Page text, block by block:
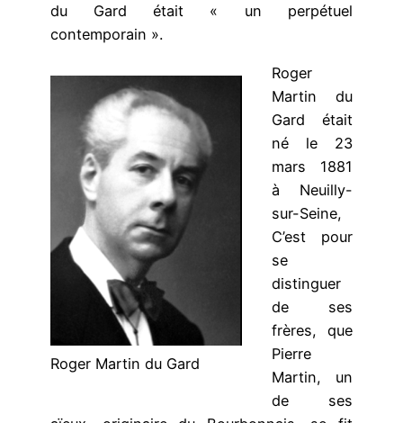
du Gard
était « un perpétuel
contemporain ».
Roger Martin du Gard
Roger
Martin du
Gard était
né le 23
mars 1881
à Neuilly-
sur-Seine,
C’est pour
se
distinguer
de ses
frères, que
Pierre
Martin, un
de ses